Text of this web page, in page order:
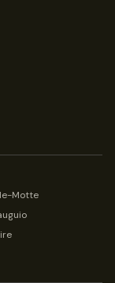
Motte